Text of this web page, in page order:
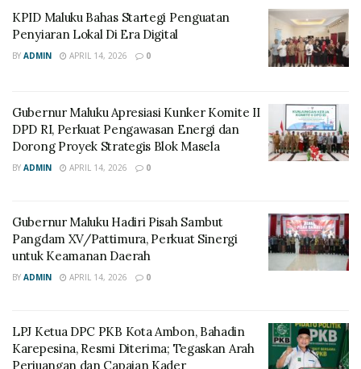
KPID Maluku Bahas Startegi Penguatan
Penyiaran Lokal Di Era Digital
BY ADMIN APRIL 14, 2026 0
Gubernur Maluku Apresiasi Kunker Komite II
DPD RI, Perkuat Pengawasan Energi dan
Dorong Proyek Strategis Blok Masela
BY ADMIN APRIL 14, 2026 0
Gubernur Maluku Hadiri Pisah Sambut
Pangdam XV/Pattimura, Perkuat Sinergi
untuk Keamanan Daerah
BY ADMIN APRIL 14, 2026 0
LPJ Ketua DPC PKB Kota Ambon, Bahadin
Karepesina, Resmi Diterima; Tegaskan Arah
Perjuangan dan Capaian Kader